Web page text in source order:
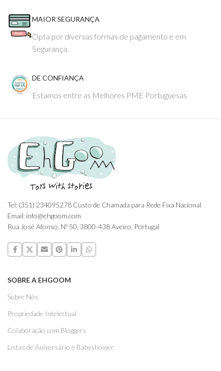
MAIOR SEGURANÇA
Opta por diversas formas de pagamento e em
Segurança.
DE CONFIANÇA
Estamos entre as Melhores PME Portuguesas
Tel: (351) 234095278 Custo de Chamada para Rede Fixa Nacional
Email: info@ehgoom.com
Rua José Afonso, Nº 50, 3800-438 Aveiro, Portugal
SOBRE A EHGOOM
Sobre Nós
Propriedade Intelectual
Colaboração com Bloggers
Listas de Aniversário e Babyshower